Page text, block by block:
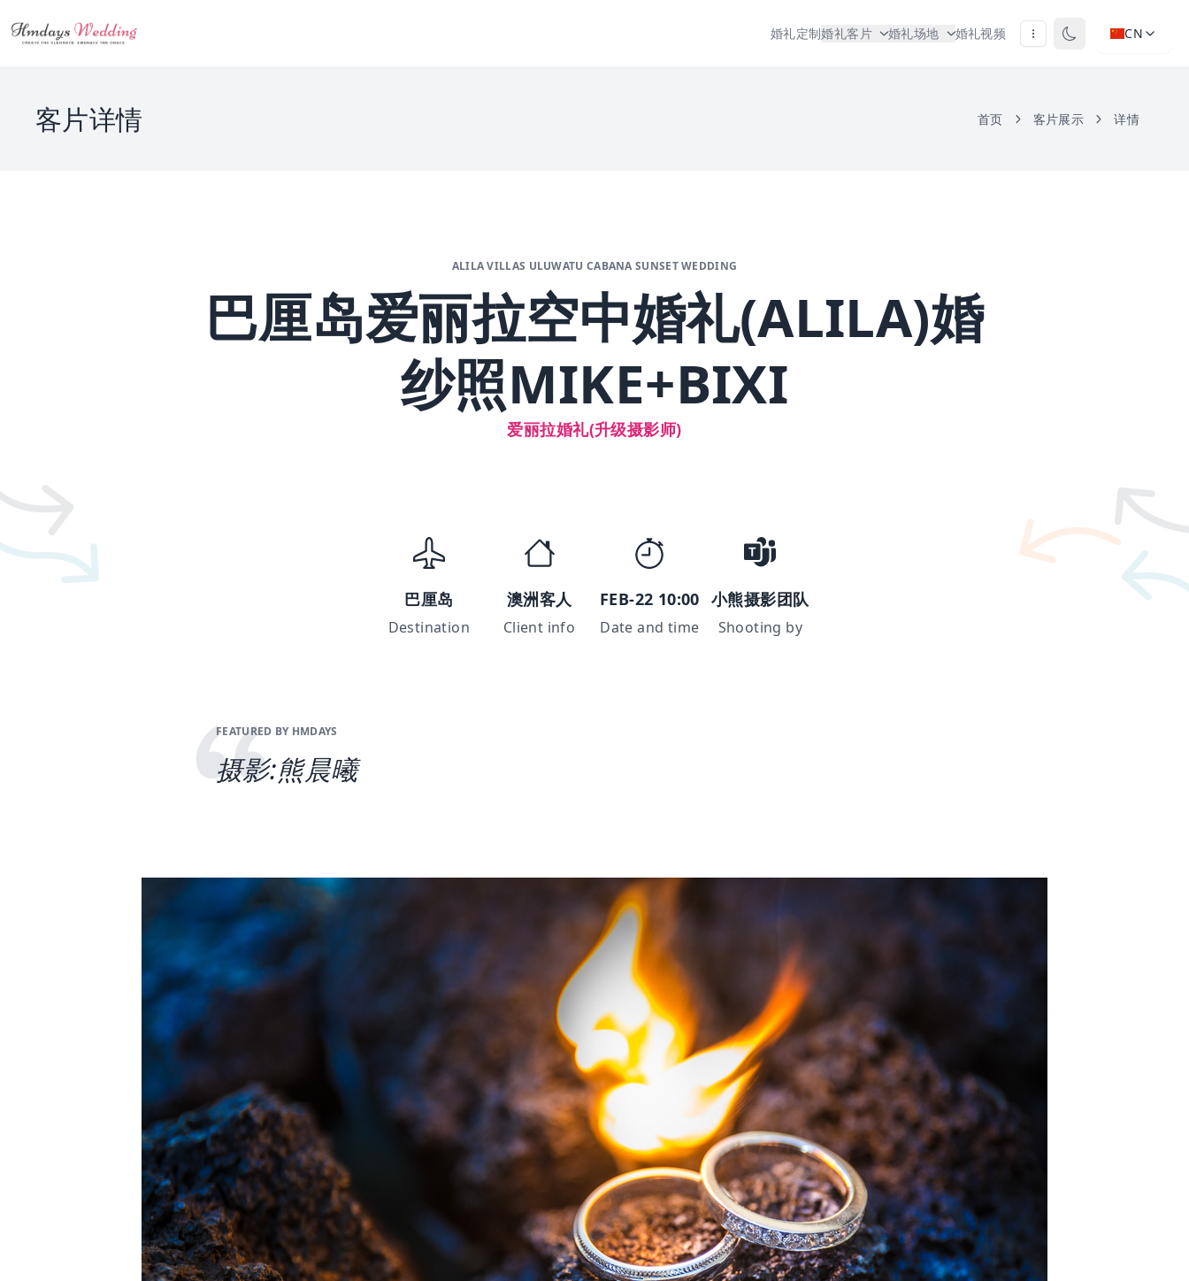
CN
婚礼定制婚礼客片 婚礼场地 婚礼视频
客片详情 首页 客片展示 详情
ALILA VILLAS ULUWATU CABANA SUNSET WEDDING
巴厘岛爱丽拉空中婚礼(ALILA)婚
纱照MIKE+BIXI
爱丽拉婚礼(升级摄影师)
巴厘岛
Destination
澳洲客人
Client info
FEB-22 10:00
Date and time
小熊摄影团队
Shooting by
FEATURED BY HMDAYS
摄影:熊晨曦